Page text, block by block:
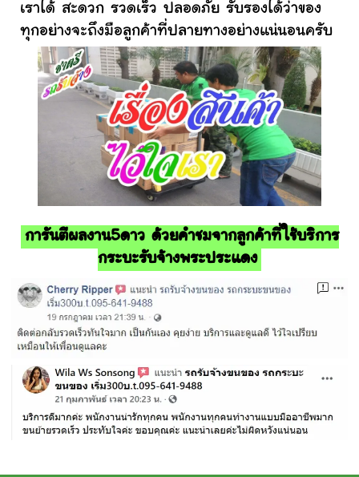
เราได้ สะดวก รวดเร็ว ปลอดภัย รับรองได้ว่าของ
ทุกอย่างจะถึงมือลูกค้าที่ปลายทางอย่างแน่นอนครับ
การันตีผลงาน5ดาว ด้วยคำชมจากลูกค้าที่ใช้บริการ
กระบะรับจ้างพระประแดง